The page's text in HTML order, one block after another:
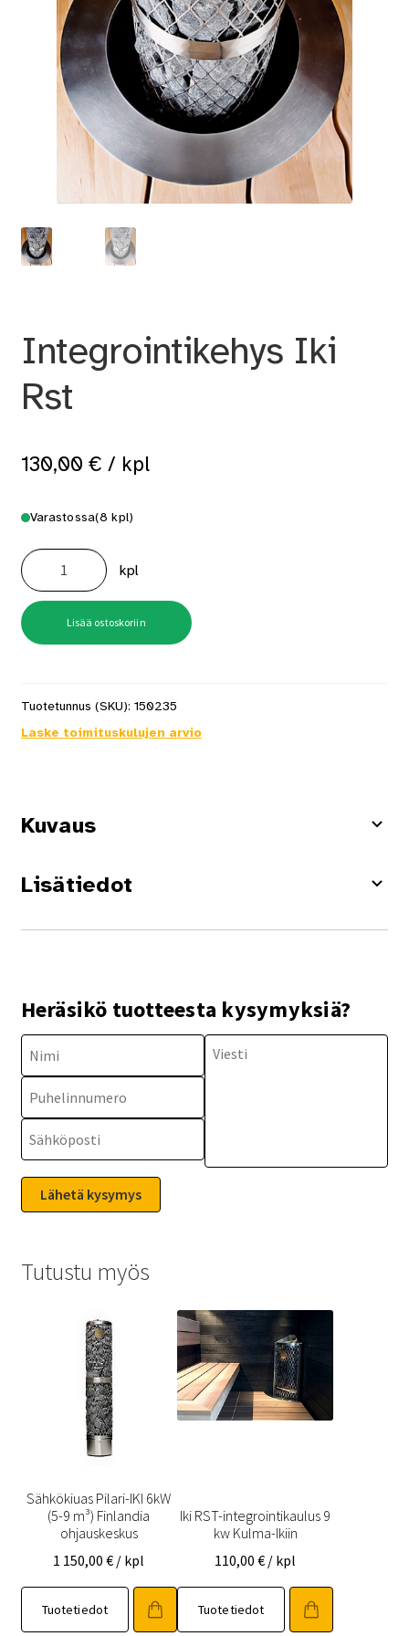
Integrointikehys Iki
Rst
130,00 € / kpl
Varastossa(8 kpl)
Integrointikehys
Iki
Rst
määrä
kpl
Lisää ostoskoriin
Tuotetunnus (SKU): 150235
Laske toimituskulujen arvio
Kuvaus
Lisätiedot
Heräsikö tuotteesta kysymyksiä?
Tutustu myös
Sähkökiuas Pilari-IKI 6kW
(5-9 m³) Finlandia
ohjauskeskus
1 150,00€ / kpl
Tuotetiedot
Iki RST-integrointikaulus 9
kw Kulma-Ikiin
110,00€ / kpl
Tuotetiedot